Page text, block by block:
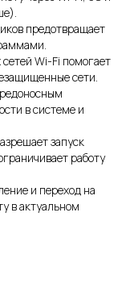
предотвращает
Wi-Fi помогает
сети.
в системе и
запуск
работу
и переход на
в актуальном